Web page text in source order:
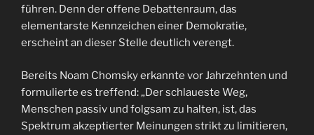
führen. Denn der offene Debattenraum, das
elementarste Kennzeichen einer Demokratie,
erscheint an dieser Stelle deutlich verengt.
Bereits Noam Chomsky erkannte vor Jahrzehnten und
formulierte es treffend: „Der schlaueste Weg,
Menschen passiv und folgsam zu halten, ist, das
Spektrum akzeptierter Meinungen strikt zu limitieren,